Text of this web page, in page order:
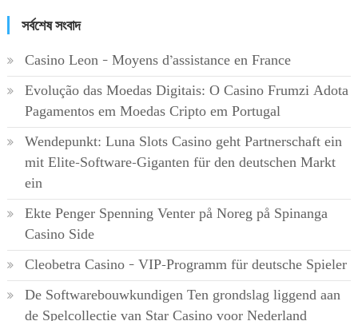
সর্বশেষ সংবাদ
Casino Leon – Moyens d’assistance en France
Evolução das Moedas Digitais: O Casino Frumzi Adota
Pagamentos em Moedas Cripto em Portugal
Wendepunkt: Luna Slots Casino geht Partnerschaft ein
mit Elite-Software-Giganten für den deutschen Markt
ein
Ekte Penger Spenning Venter på Noreg på Spinanga
Casino Side
Cleobetra Casino – VIP-Programm für deutsche Spieler
De Softwarebouwkundigen Ten grondslag liggend aan
de Spelcollectie van Star Casino voor Nederland